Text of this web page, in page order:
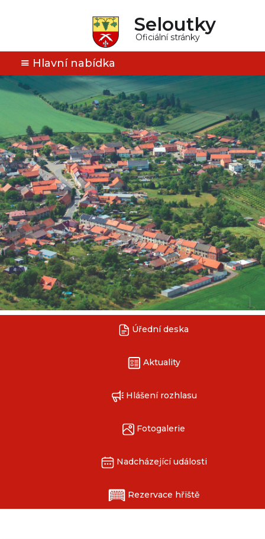
Seloutky
Oficiální stránky
Hlavní nabídka
Úřední deska
Aktuality
Hlášení rozhlasu
Fotogalerie
Nadcházející události
Rezervace hřiště